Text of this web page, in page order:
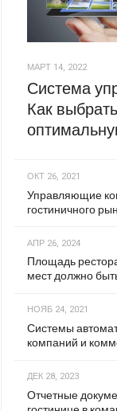
МАРТ 14, 2022
Система
Как
ОКТ 26, 2021
Управляющие
гостиничного
АПР 26, 2024
Площадь
мест должно
НОЯБ 24, 2021
Системы
компаний и
ДЕК 28, 2023
Отчетные